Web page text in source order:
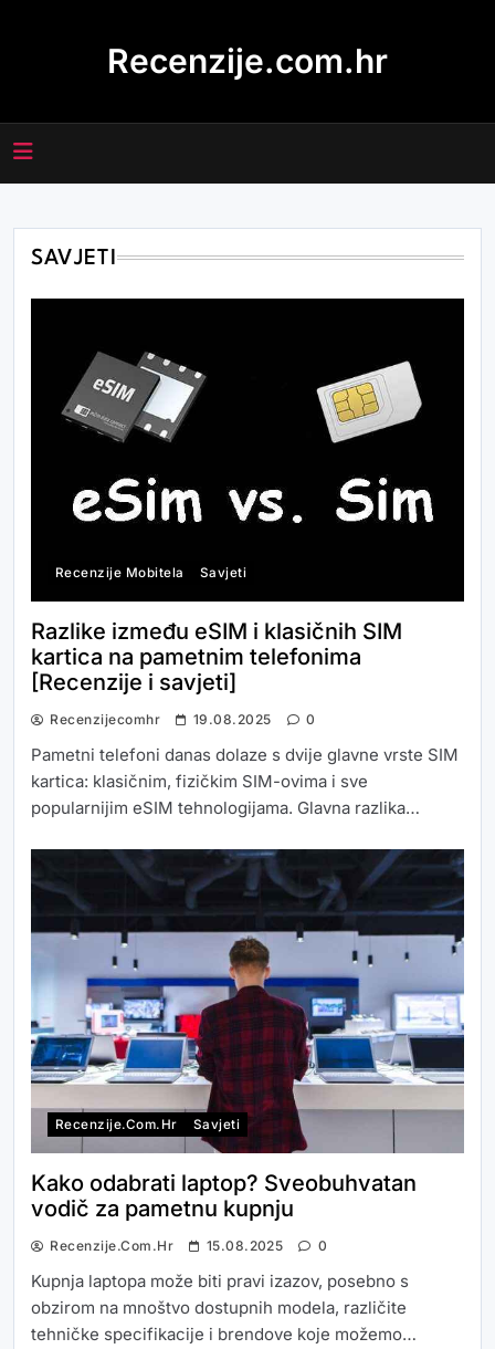
Recenzije.com.hr
SAVJETI
Recenzije Mobitela Savjeti
Razlike između eSIM i klasičnih SIM
kartica na pametnim telefonima
[Recenzije i savjeti]
Recenzijecomhr 19.08.2025 0
Pametni telefoni danas dolaze s dvije glavne vrste SIM
kartica: klasičnim, fizičkim SIM-ovima i sve
popularnijim eSIM tehnologijama. Glavna razlika…
Recenzije.com.hr Savjeti
Kako odabrati laptop? Sveobuhvatan
vodič za pametnu kupnju
Recenzije.com.hr 15.08.2025 0
Kupnja laptopa može biti pravi izazov, posebno s
obzirom na mnoštvo dostupnih modela, različite
tehničke specifikacije i brendove koje možemo…